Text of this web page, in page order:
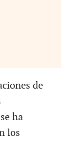
de
ha
los